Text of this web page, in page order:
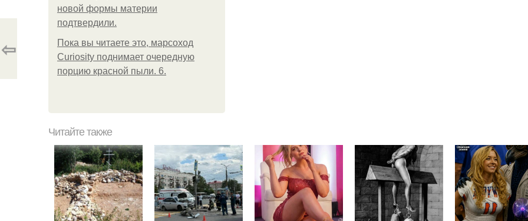
новой формы материи
подтвердили.
Пока вы читаете это, марсоход
Curiosity поднимает очередную
порцию красной пыли. 6.
⇦
Читайте также